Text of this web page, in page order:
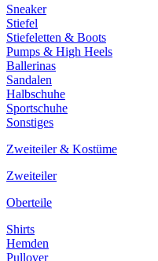
Sneaker
Stiefel
Stiefeletten & Boots
Pumps & High Heels
Ballerinas
Sandalen
Halbschuhe
Sportschuhe
Sonstiges
Zweiteiler & Kostüme
Zweiteiler
Oberteile
Shirts
Hemden
Pullover